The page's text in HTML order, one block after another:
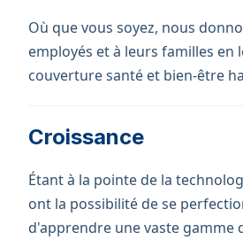
Où que vous soyez, nous
employés et à leurs familles
couverture santé et bien-être
Croissance
Étant à la pointe de la
ont la possibilité de se
d'apprendre une vaste gamme